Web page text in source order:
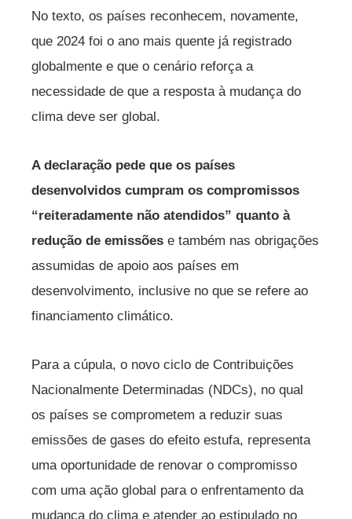
No texto, os países reconhecem, novamente,
que 2024 foi o ano mais quente já registrado
globalmente e que o cenário reforça a
necessidade de que a resposta à mudança do
clima deve ser global.
A declaração pede que os países
desenvolvidos cumpram os compromissos
“reiteradamente não atendidos” quanto à
redução de emissões e também nas obrigações
assumidas de apoio aos países em
desenvolvimento, inclusive no que se refere ao
financiamento climático.
Para a cúpula, o novo ciclo de Contribuições
Nacionalmente Determinadas (NDCs), no qual
os países se comprometem a reduzir suas
emissões de gases do efeito estufa, representa
uma oportunidade de renovar o compromisso
com uma ação global para o enfrentamento da
mudança do clima e atender ao estipulado no